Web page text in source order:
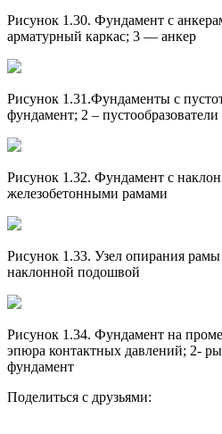
Рисунок 1.30. Фундамент с
арматурный каркас; 3 — анкер
Рисунок 1.31.Фундаменты с
фундамент; 2 – пустообразователи
Рисунок 1.32. Фундамент с
железобетонными рамами
Рисунок 1.33. Узел опирания
наклонной подошвой
Рисунок 1.34. Фундамент на
эпюра контактных давлений; 2-
фундамент
Поделиться с друзьями: